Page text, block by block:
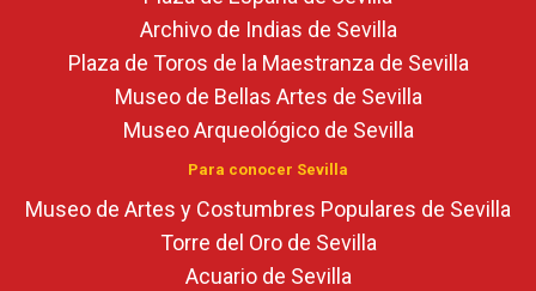
Archivo de Indias de Sevilla
Plaza de Toros de la Maestranza de Sevilla
Museo de Bellas Artes de Sevilla
Museo Arqueológico de Sevilla
Para conocer Sevilla
Museo de Artes y Costumbres Populares de Sevilla
Torre del Oro de Sevilla
Acuario de Sevilla